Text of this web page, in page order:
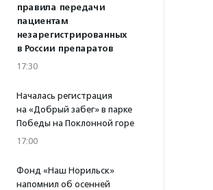
правила передачи
пациентам
незарегистрированных
в России препаратов
17:30
Началась регистрация
на «Добрый забег» в парке
Победы на Поклонной горе
17:00
Фонд «Наш Норильск»
напомнил об осенней